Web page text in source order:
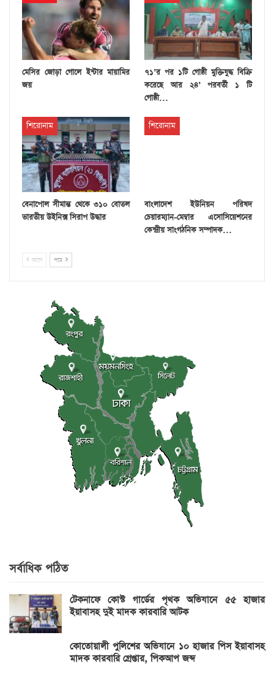
মেসির জোড়া গোলে ইন্টার মায়ামির
জয়
৭১’র পর ১টি গোষ্ঠী মুক্তিযুদ্ধ বিক্রি
করেছে আর ২৪’ পরবর্তী ১ টি
গোষ্ঠী…
শিরোনাম
বেনাপোল সীমান্ত থেকে ৩১০ বোতল
ভারতীয় উইনিক্স সিরাপ উদ্ধার
শিরোনাম
বাংলাদেশ ইউনিয়ন পরিষদ
চেয়ারম্যান-মেম্বার এসোসিয়েশনের
কেন্দ্রীয় সাংগঠনিক সম্পাদক…
আগে পরে
সর্বাধিক পঠিত
টেকনাফে কোস্ট গার্ডের পৃথক অভিযানে ৫৫ হাজার
ইয়াবাসহ দুই মাদক কারবারি আটক
কোতোয়ালী পুলিশের অভিযানে ১০ হাজার পিস ইয়াবাসহ
মাদক কারবারি গ্রেপ্তার, পিকআপ জব্দ